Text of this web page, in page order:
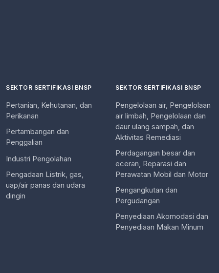
SEKTOR SERTIFIKASI BNSP
Pertanian, Kehutanan, dan
Perikanan
Pertambangan dan
Penggalian
Industri Pengolahan
Pengadaan Listrik, gas,
uap/air panas dan udara
dingin
SEKTOR SERTIFIKASI BNSP
Pengelolaan air, Pengelolaan
air limbah, Pengelolaan dan
daur ulang sampah, dan
Aktivitas Remediasi
Perdagangan besar dan
eceran, Reparasi dan
Perawatan Mobil dan Motor
Pengangkutan dan
Pergudangan
Penyediaan Akomodasi dan
Penyediaan Makan Minum